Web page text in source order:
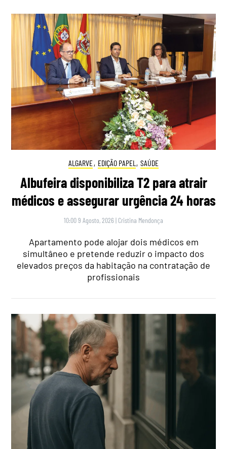
ALGARVE, EDIÇÃO PAPEL , SAÚDE
Albufeira disponibiliza T2 para atrair
médicos e assegurar urgência 24 horas
10:00 9 Agosto, 2026 | Cristina Mendonça
Apartamento pode alojar dois médicos em
simultâneo e pretende reduzir o impacto dos
elevados preços da habitação na contratação de
profissionais